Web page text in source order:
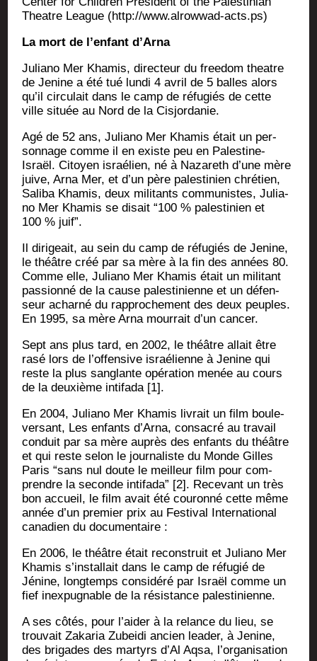
Theatre League (http://www.alrowwad-acts.ps)
La mort de l’enfant d’Arna
Julia­no Mer Kha­mis, direc­teur du free­dom theatre
de Jenine a été tué lun­di 4 avril de 5 balles alors
qu’il cir­cu­lait dans le camp de réfu­giés de cette
ville située au Nord de la Cisjordanie.
Agé de 52 ans, Julia­no Mer Kha­mis était un per­
son­nage comme il en existe peu en Pales­tine-
Israël. Citoyen israé­lien, né à Naza­reth d’une mère
juive, Arna Mer, et d’un père pales­ti­nien chré­tien,
Sali­ba Kha­mis, deux mili­tants com­mu­nistes, Julia­
no Mer Kha­mis se disait “100 % pales­ti­nien et
100 % juif”.
Il diri­geait, au sein du camp de réfu­giés de Jenine,
le théâtre créé par sa mère à la fin des années 80.
Comme elle, Julia­no Mer Kha­mis était un mili­tant
pas­sion­né de la cause pales­ti­nienne et un défen­
seur achar­né du rap­pro­che­ment des deux peuples.
En 1995, sa mère Arna mour­rait d’un cancer.
Sept ans plus tard, en 2002, le théâtre allait être
rasé lors de l’offensive israé­lienne à Jenine qui
reste la plus san­glante opé­ra­tion menée au cours
de la deuxième inti­fa­da [1].
En 2004, Julia­no Mer Kha­mis livrait un film bou­le­
ver­sant, Les enfants d’Arna, consa­cré au tra­vail
conduit par sa mère auprès des enfants du théâtre
et qui reste selon le jour­na­liste du Monde Gilles
Paris “sans nul doute le meilleur film pour com­
prendre la seconde inti­fa­da” [2]. Rece­vant un très
bon accueil, le film avait été cou­ron­né cette même
année d’un pre­mier prix au Fes­ti­val Inter­na­tio­nal
cana­dien du documentaire :
En 2006, le théâtre était recons­truit et Julia­no Mer
Kha­mis s’installait dans le camp de réfu­gié de
Jénine, long­temps consi­dé­ré par Israël comme un
fief inex­pug­nable de la résis­tance palestinienne.
A ses côtés, pour l’aider à la relance du lieu, se
trou­vait Zaka­ria Zubei­di ancien lea­der, à Jenine,
des bri­gades des mar­tyrs d’Al Aqsa, l’organisation